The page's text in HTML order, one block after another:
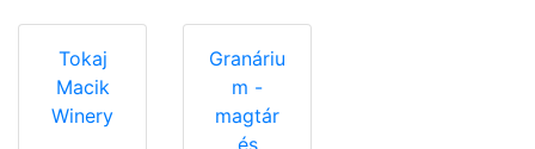
Tokaj
Macik
Winery
Granáriu
m -
magtár
és